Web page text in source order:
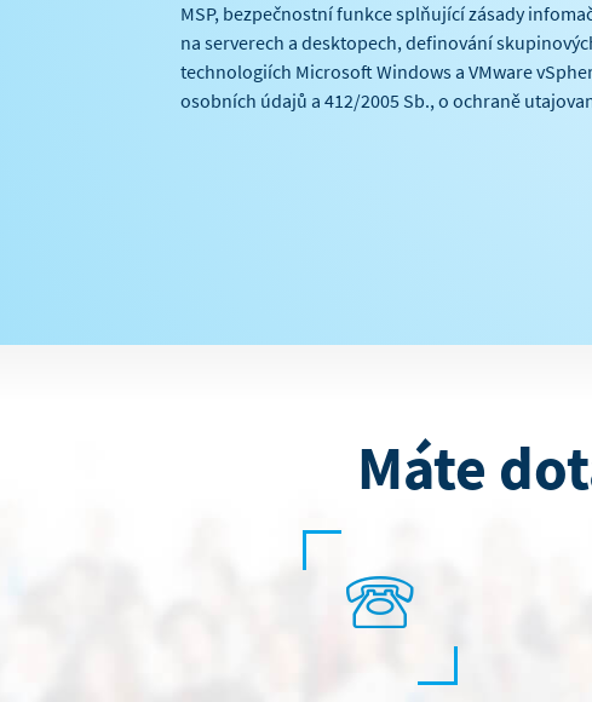
MSP, bezpečnostní funkce splňující zásady
na serverech a desktopech, definování
technologiích Microsoft Windows a VMware
osobních údajů a 412/2005 Sb., o ochraně
Máte